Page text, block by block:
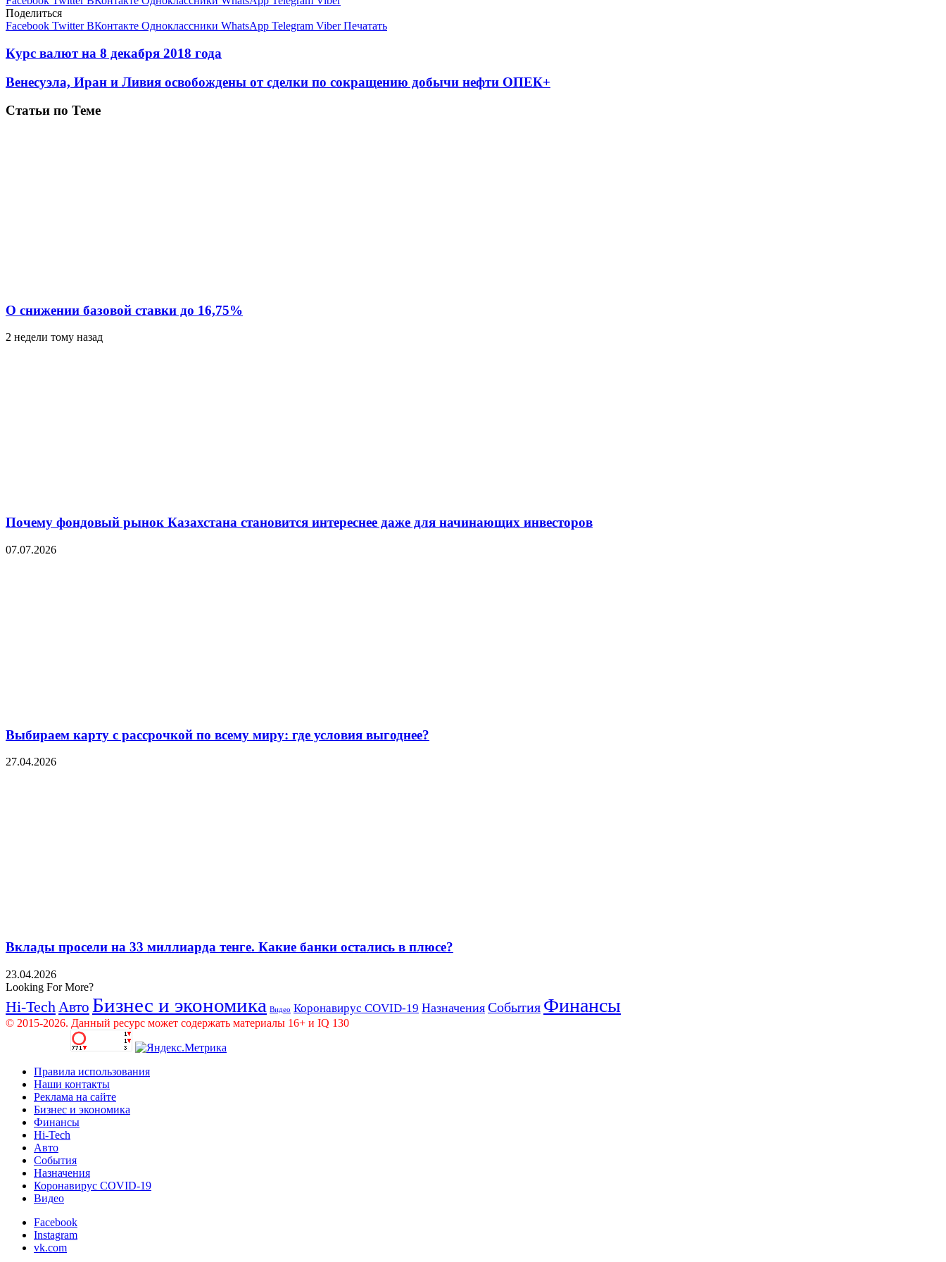
Поделиться
Facebook Twitter ВКонтакте Одноклассники WhatsApp Telegram Viber Печатать
Курс валют на 8 декабря 2018 года
Венесуэла, Иран и Ливия освобождены от сделки по сокращению добычи нефти ОПЕК+
Статьи по Теме
О снижении базовой ставки до 16,75%
2 недели тому назад
Почему фондовый рынок Казахстана становится интереснее даже для начинающих инвесторов
07.07.2026
Выбираем карту с рассрочкой по всему миру: где условия выгоднее?
27.04.2026
Вклады просели на 33 миллиарда тенге. Какие банки остались в плюсе?
23.04.2026
Looking For More?
Hi-Tech Авто Бизнес и экономика Видео Коронавирус COVID-19 Назначения События Финансы
© 2015-2026. Данный ресурс может содержать материалы 16+ и IQ 130
Правила использования
Наши контакты
Реклама на сайте
Бизнес и экономика
Финансы
Hi-Tech
Авто
События
Назначения
Коронавирус COVID-19
Видео
Facebook
Instagram
vk.com